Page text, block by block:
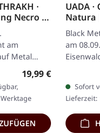
·
Necro |
LP
am
Metal
Vinyl,
Regulärer Preis:
19,99 €
UADA
Natura
Black
am
Karton…
Sofort
Lieferzeit: